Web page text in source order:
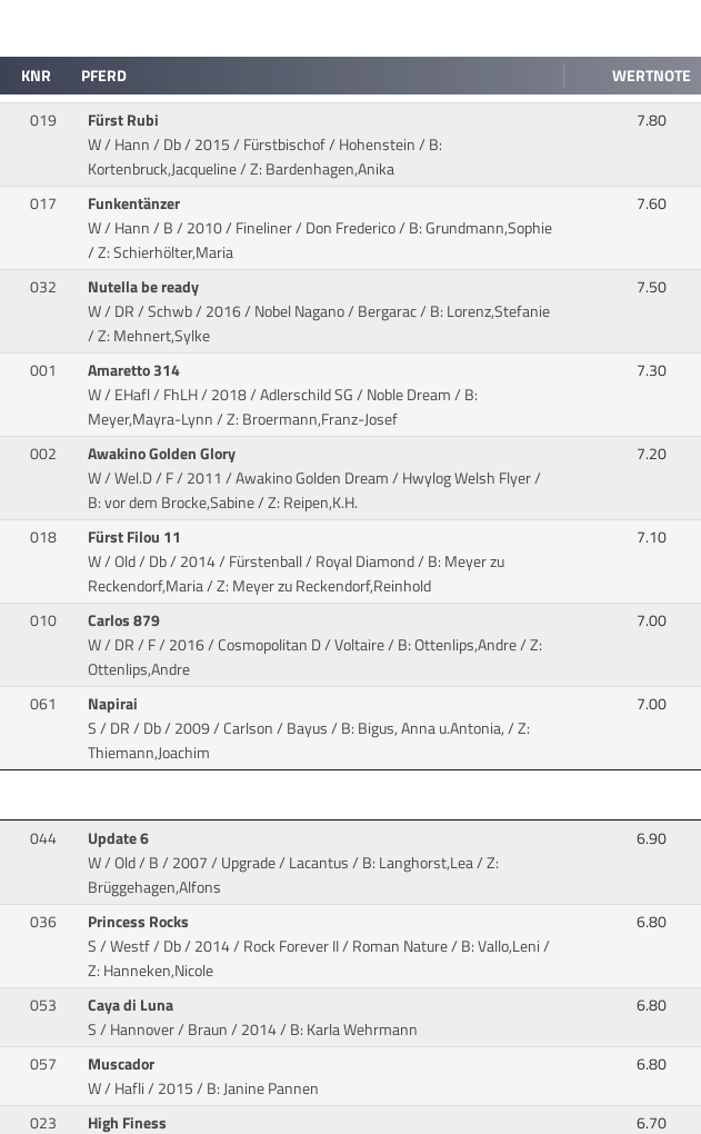
KNR PFERD
WERTNOTE
019
Fürst Rubi
W / Hann / Db / 2015 / Fürstbischof / Hohenstein/ B:
Kortenbruck,Jacqueline / Z: Bardenhagen,Anika
7.80
017
Funkentänzer
W / Hann / B / 2010 / Fineliner / Don Frederico/ B: Grundmann,Sophie
/ Z: Schierhölter,Maria
7.60
032
Nutella be ready
W / DR / Schwb / 2016 / Nobel Nagano / Bergarac/ B: Lorenz,Stefanie
/ Z: Mehnert,Sylke
7.50
001
Amaretto 314
W / EHafl / FhLH / 2018 / Adlerschild SG / Noble Dream/ B:
Meyer,Mayra-Lynn / Z: Broermann,Franz-Josef
7.30
002
Awakino Golden Glory
W / Wel.D / F / 2011 / Awakino Golden Dream / Hwylog Welsh Flyer/
B: vor dem Brocke,Sabine / Z: Reipen,K.H.
7.20
018
Fürst Filou 11
W / Old / Db / 2014 / Fürstenball / Royal Diamond/ B: Meyer zu
Reckendorf,Maria / Z: Meyer zu Reckendorf,Reinhold
7.10
010
Carlos 879
W / DR / F / 2016 / Cosmopolitan D / Voltaire/ B: Ottenlips,Andre / Z:
Ottenlips,Andre
7.00
061
Napirai
S / DR / Db / 2009 / Carlson / Bayus/ B: Bigus, Anna u.Antonia, / Z:
Thiemann,Joachim
7.00
044
Update 6
W / Old / B / 2007 / Upgrade / Lacantus/ B: Langhorst,Lea / Z:
Brüggehagen,Alfons
6.90
036
Princess Rocks
S / Westf / Db / 2014 / Rock Forever II / Roman Nature/ B: Vallo,Leni /
Z: Hanneken,Nicole
6.80
053
Caya di Luna
S / Hannover / Braun / 2014/ B: Karla Wehrmann
6.80
057
Muscador
W / Hafli / 2015/ B: Janine Pannen
6.80
023
High Finess
6.70